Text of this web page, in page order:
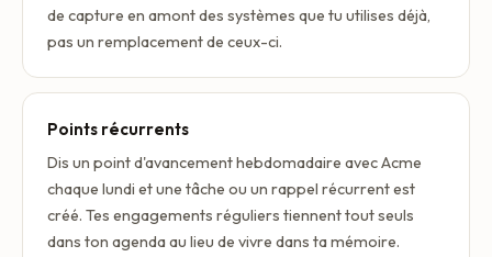
de capture en amont des systèmes que tu utilises déjà,
pas un remplacement de ceux-ci.
Points récurrents
Dis un point d'avancement hebdomadaire avec Acme
chaque lundi et une tâche ou un rappel récurrent est
créé. Tes engagements réguliers tiennent tout seuls
dans ton agenda au lieu de vivre dans ta mémoire.